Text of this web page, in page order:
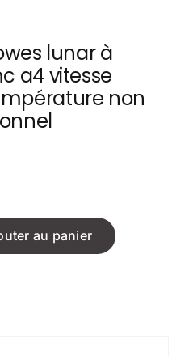
lunar à
a4 vitesse
non
au panier